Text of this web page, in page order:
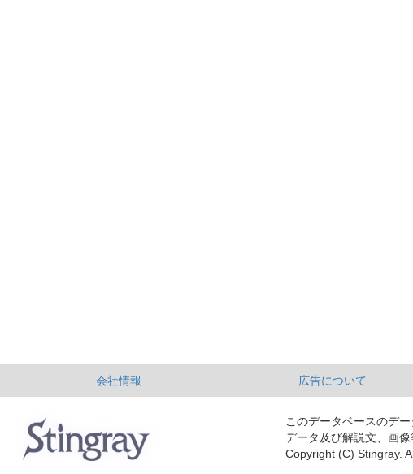
会社情報 広告について
このデータベースのデ
データ及び解説文、画像
Copyright (C) Stingray.